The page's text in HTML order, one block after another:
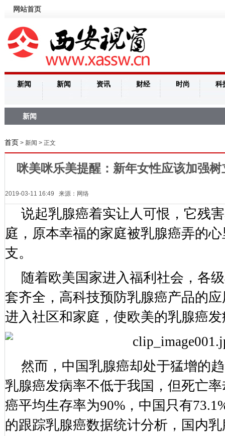
网站首页
新闻 新闻 资讯 财经 时尚 科
新闻
首页 > 新闻 > 正文
咪美咪乐美提醒：新年女性应该加强
2019-03-11 16:49 来源：网络
说起乳腺癌着实让人可恨，它残
庭，原本幸福的家庭被乳腺癌弄的
支。
随着欧美国家进入福利社会，各
套齐全，高科技预防乳腺癌产品的
进入社区和家庭，使欧美的乳腺癌
然而，中国乳腺癌却处于猛增的
乳腺癌发病率不低于我国，但死亡
癌平均生存率为90%，中国只有
的跟踪乳腺癌数据统计分析，国内